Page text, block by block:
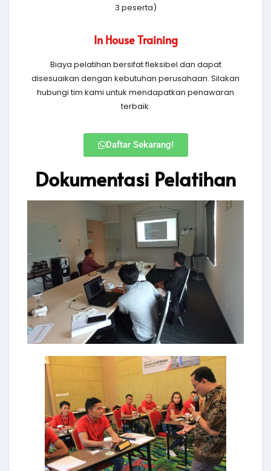
3 peserta)
In House Training
Biaya pelatihan bersifat fleksibel dan dapat
disesuaikan dengan kebutuhan perusahaan. Silakan
hubungi tim kami untuk mendapatkan penawaran
terbaik.
Daftar Sekarang!
Dokumentasi Pelatihan